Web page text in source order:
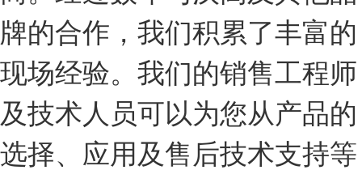
牌的合作，我们积累了丰富的
现场经验。我们的销售工程师
及技术人员可以为您从产品的
选择、应用及售后技术支持等